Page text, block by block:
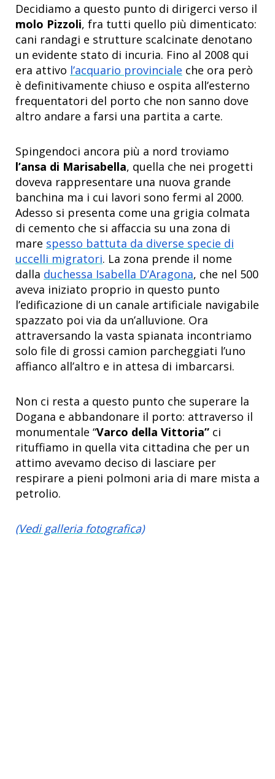
Decidiamo a questo punto di dirigerci verso il
molo Pizzoli, fra tutti quello più dimenticato:
cani randagi e strutture scalcinate denotano
un evidente stato di incuria. Fino al 2008 qui
era attivo l’acquario provinciale che ora però
è definitivamente chiuso e ospita all’esterno
frequentatori del porto che non sanno dove
altro andare a farsi una partita a carte.
Spingendoci ancora più a nord troviamo
l’ansa di Marisabella, quella che nei progetti
doveva rappresentare una nuova grande
banchina ma i cui lavori sono fermi al 2000.
Adesso si presenta come una grigia colmata
di cemento che si affaccia su una zona di
mare spesso battuta da diverse specie di
uccelli migratori. La zona prende il nome
dalla duchessa Isabella D’Aragona, che nel 500
aveva iniziato proprio in questo punto
l’edificazione di un canale artificiale navigabile
spazzato poi via da un’alluvione. Ora
attraversando la vasta spianata incontriamo
solo file di grossi camion parcheggiati l’uno
affianco all’altro e in attesa di imbarcarsi.
Non ci resta a questo punto che superare la
Dogana e abbandonare il porto: attraverso il
monumentale “Varco della Vittoria” ci
rituffiamo in quella vita cittadina che per un
attimo avevamo deciso di lasciare per
respirare a pieni polmoni aria di mare mista a
petrolio.
(Vedi galleria fotografica)